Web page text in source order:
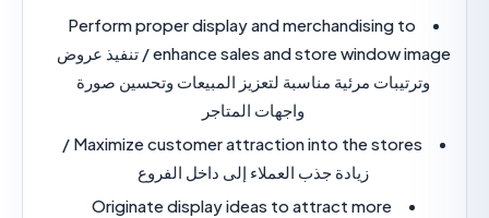
Perform proper display and merchandising
enhance sales and store window image / تنفيذ عروض
مرئية مناسبة لتعزيز المبيعات وتحسين صورة
واجهات المتاجر
Maximize customer attraction into the stores /
زيادة جذب العملاء إلى داخل الفروع
Originate display ideas to attract more